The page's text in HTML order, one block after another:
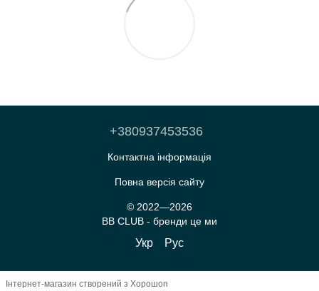
+380937453536
Контактна інформація
Повна версія сайту
© 2022—2026
BB CLUB - бренди це ми
Укр Рус
Інтернет-магазин створений з Хорошоп